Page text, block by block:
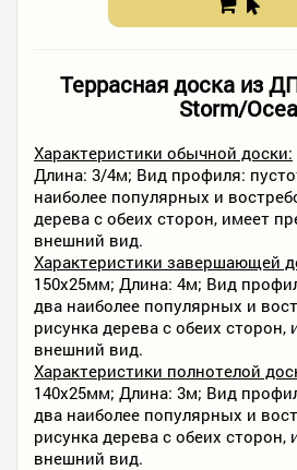
Террасная доска из
Storm/
Характеристики обычной доски:
Длина: 3/4м; Вид профиля:
наиболее популярных и
дерева с обеих сторон, имеет
внешний вид.
Характеристики завершающей
150х25мм; Длина: 4м; Вид
два наиболее популярных и
рисунка дерева с обеих
внешний вид.
Характеристики полнотелой
140х25мм; Длина: 3м; Вид
два наиболее популярных и
рисунка дерева с обеих
внешний вид.